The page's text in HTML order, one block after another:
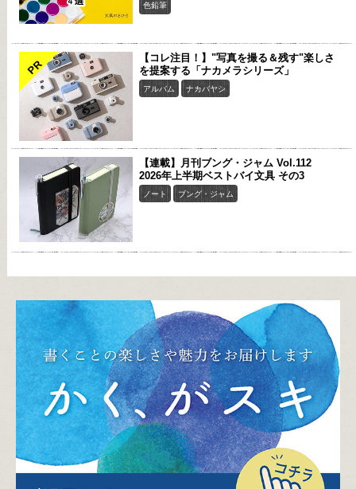
色鉛筆
PR
【コレ注目！】"写真を撮る＆残す"楽しさ
を提案する「ナカメラシリーズ」
アルバム ナカバヤシ
【連載】月刊ブング・ジャム Vol.112
2026年上半期ベストバイ文具 その3
ノート ブング・ジャム